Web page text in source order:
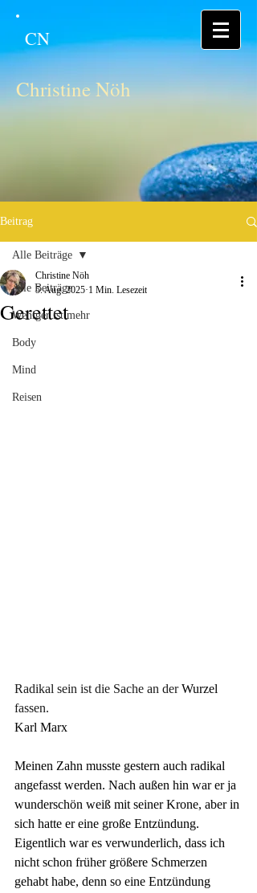
CN
Christine Nöh
Beitrag
Alle Beiträge
Weniger ist mehr
Body
Mind
Reisen
Alle Beiträge
Gerettet
Christine Nöh
5. Aug. 2025 1 Min. Lesezeit
Radikal sein ist die Sache an der Wurzel
fassen.
Karl Marx
Meinen Zahn musste gestern auch radikal
angefasst werden. Nach außen hin war er ja
wunderschön weiß mit seiner Krone, aber in
sich hatte er eine große Entzündung.
Eigentlich war es verwunderlich, dass ich
nicht schon früher größere Schmerzen
gehabt habe, denn so eine Entzündung